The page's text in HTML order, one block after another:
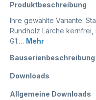
Produktbeschreibung
Ihre gewählte Variante:
Rundholz Lärche kernfrei,
G1:… Mehr
Bauserienbeschreibung
Downloads
Allgemeine Downloads